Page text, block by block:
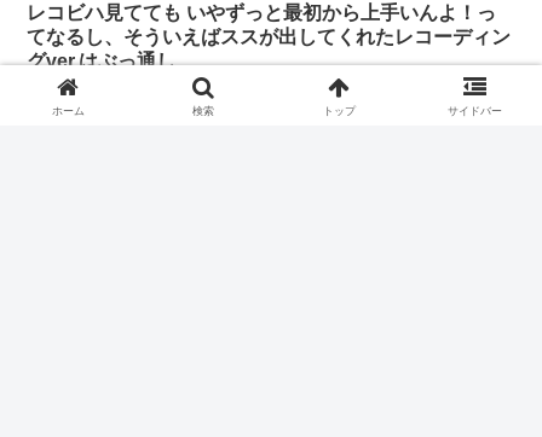
レコビハ見てても いやずっと最初から上手いんよ！っ
てなるし、そういえばススが出してくれたレコーディン
グver.はぶっ通し
EXO
ホーム 検索 トップ サイドバー